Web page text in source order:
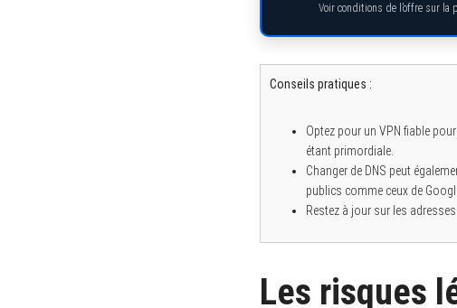
Voir conditions de l’offre sur la
Conseils pratiques :
Optez pour un VPN fiable
étant primordiale.
Changer de DNS peut
publics comme ceux de
Restez à jour sur les
Les risques